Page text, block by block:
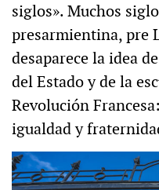
siglos». Muchos
presarmientina, pre
desaparece la idea
del Estado y de la
Revolución
igualdad y